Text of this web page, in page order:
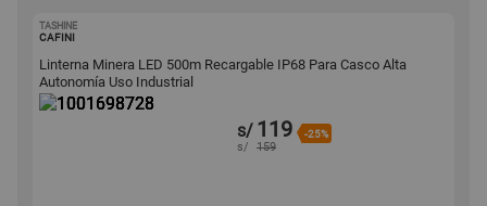
TASHINE
CAFINI
Linterna Minera LED 500m Recargable IP68 Para Casco Alta
Autonomía Uso Industrial
s/ 119 -25%
s/ 159